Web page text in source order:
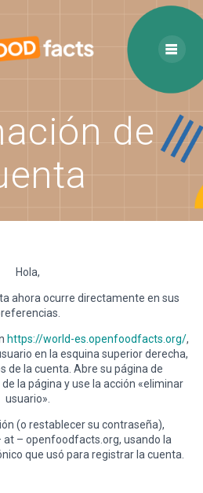
content
de
Hola,
ahora ocurre directamente en sus
https://world-es.openfoodfacts.org/,
en la esquina superior derecha,
de la cuenta. Abre su página de
la página y use la acción «eliminar
usuario».
(o restablecer su contraseña),
at – openfoodfacts.org, usando la
que usó para registrar la cuenta.